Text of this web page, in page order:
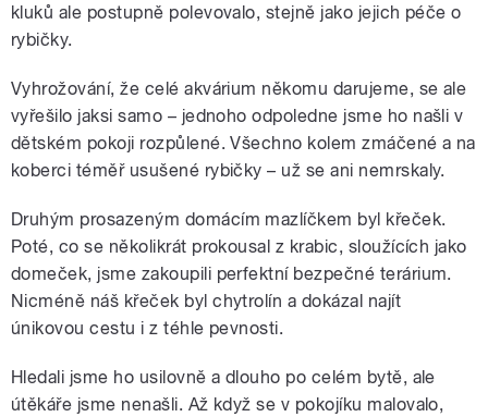
kluků ale postupně polevovalo, stejně jako jejich péče o
rybičky.
Vyhrožování, že celé akvárium někomu darujeme, se ale
vyřešilo jaksi samo – jednoho odpoledne jsme ho našli v
dětském pokoji rozpůlené. Všechno kolem zmáčené a na
koberci téměř usušené rybičky – už se ani nemrskaly.
Druhým prosazeným domácím mazlíčkem byl křeček.
Poté, co se několikrát prokousal z krabic, sloužících jako
domeček, jsme zakoupili perfektní bezpečné terárium.
Nicméně náš křeček byl chytrolín a dokázal najít
únikovou cestu i z téhle pevnosti.
Hledali jsme ho usilovně a dlouho po celém bytě, ale
útěkáře jsme nenašli. Až když se v pokojíku malovalo,